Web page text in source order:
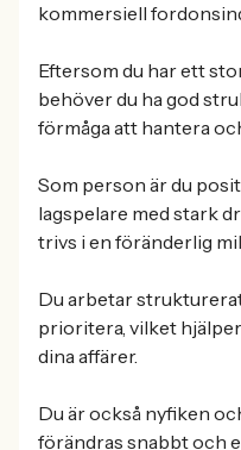
kommersiell
Eftersom du har ett
behöver du ha god
förmåga att hantera
Som person är du
lagspelare med stark
trivs i en föränderlig
Du arbetar
prioritera, vilket
dina affärer.
Du är också nyfiken
förändras snabbt och